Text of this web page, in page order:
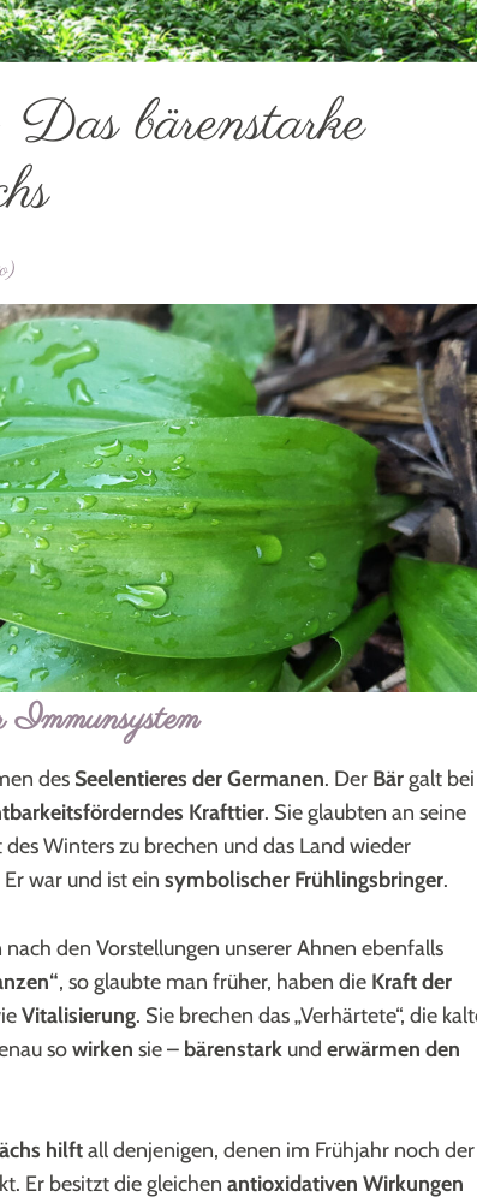
bärenstarke
Immunsystem
des Seelentieres der Germanen. Der Bärgalt bei
Krafttier. Sie glaubten an seine
des Winters zu brechen und das Land wieder
war und ist ein symbolischer Frühlingsbringer.
den Vorstellungen unserer Ahnen ebenfalls
, so glaubte man früher, haben die Kraft der
Vitalisierung. Sie brechen das „Verhärtete“, die
sowirken sie – bärenstark und erwärmen den
hilftall denjenigen, denen im Frühjahr noch der
Er besitzt die gleichen antioxidativen Wirkungen